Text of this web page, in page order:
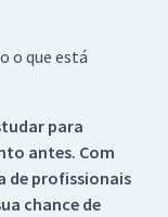
o que está
para
antes. Com
de profissionais
chance de